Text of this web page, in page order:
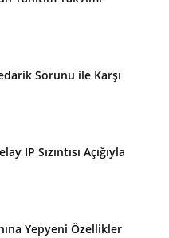
Sorunu ile Karşı
IP Sızıntısı Açığıyla
Yepyeni Özellikler